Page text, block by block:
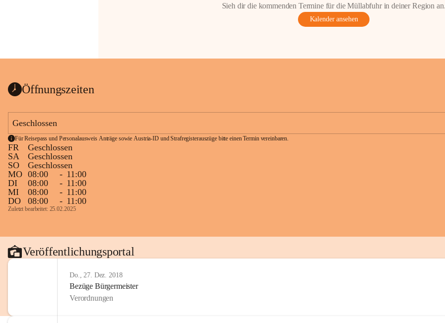
Sieh dir die kommenden Termine für die Müllabfuhr in deiner Region
Kalender ansehen
Öffnungszeiten
Geschlossen
Für Reisepass und Personalausweis Anträge sowie Austria-ID und Strafregisterauszüge bitte einen Termin vereinbaren.
FR
Geschlossen
SA
Geschlossen
SO
Geschlossen
MO 08:00 - 11:00
DI
08:00 - 11:00
MI
08:00 - 11:00
DO
08:00 - 11:00
Zuletzt bearbeitet: 25.02.2025
Veröffentlichungsportal
Do., 27. Dez. 2018
Bezüge Bürgermeister
Verordnungen